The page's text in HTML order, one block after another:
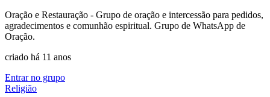
Oração e Restauração - Grupo de oração e intercessão para pedidos,
agradecimentos e comunhão espiritual. Grupo de WhatsApp de
Oração.
criado há 11 anos
Entrar no grupo
Religião